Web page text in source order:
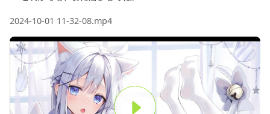
2024-10-01 11-32-08.mp4